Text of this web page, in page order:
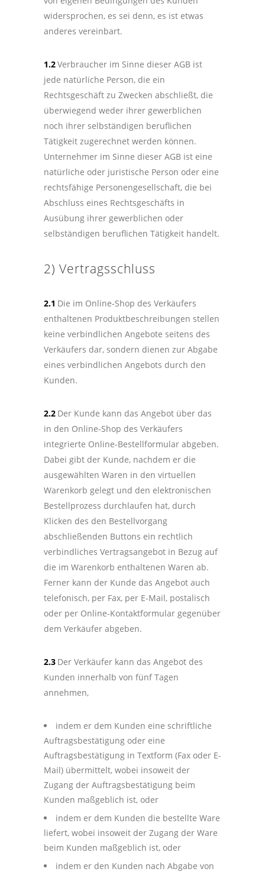
widersprochen, es sei denn, es ist etwas
anderes vereinbart.
1.2Verbraucher im Sinne dieser AGB ist
jede natürliche Person, die ein
Rechtsgeschäft zu Zwecken abschließt, die
überwiegend weder ihrer gewerblichen
noch ihrer selbständigen beruflichen
Tätigkeit zugerechnet werden können.
Unternehmer im Sinne dieser AGB ist eine
natürliche oder juristische Person oder eine
rechtsfähige Personengesellschaft, die bei
Abschluss eines Rechtsgeschäfts in
Ausübung ihrer gewerblichen oder
selbständigen beruflichen Tätigkeit handelt.
2) Vertragsschluss
2.1 Die im Online-Shop des Verkäufers
enthaltenen Produktbeschreibungen stellen
keine verbindlichen Angebote seitens des
Verkäufers dar, sondern dienen zur Abgabe
eines verbindlichen Angebots durch den
Kunden.
2.2 Der Kunde kann das Angebot über das
in den Online-Shop des Verkäufers
integrierte Online-Bestellformular abgeben.
Dabei gibt der Kunde, nachdem er die
ausgewählten Waren in den virtuellen
Warenkorb gelegt und den elektronischen
Bestellprozess durchlaufen hat, durch
Klicken des den Bestellvorgang
abschließenden Buttons ein rechtlich
verbindliches Vertragsangebot in Bezug auf
die im Warenkorb enthaltenen Waren ab.
Ferner kann der Kunde das Angebot auch
telefonisch, per Fax, per E-Mail, postalisch
oder per Online-Kontaktformular gegenüber
dem Verkäufer abgeben.
2.3 Der Verkäufer kann das Angebot des
Kunden innerhalb von fünf Tagen
annehmen,
indem er dem Kunden eine schriftliche
Auftragsbestätigung oder eine
Auftragsbestätigung in Textform (Fax oder E-
Mail) übermittelt, wobei insoweit der
Zugang der Auftragsbestätigung beim
Kunden maßgeblich ist, oder
indem er dem Kunden die bestellte Ware
liefert, wobei insoweit der Zugang der Ware
beim Kunden maßgeblich ist, oder
indem er den Kunden nach Abgabe von